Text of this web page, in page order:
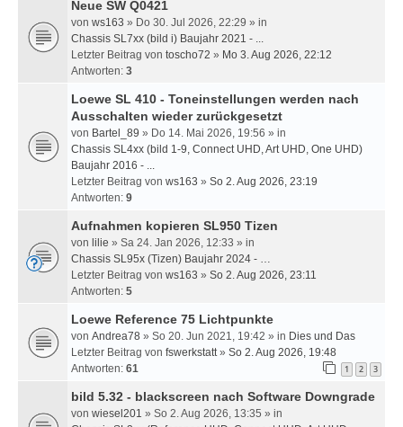
Neue SW Q0421
von ws163 » Do 30. Jul 2026, 22:29 » in
Chassis SL7xx (bild i) Baujahr 2021 - ...
Letzter Beitrag von toscho72 » Mo 3. Aug 2026, 22:12
Antworten: 3
Loewe SL 410 - Toneinstellungen werden nach
Ausschalten wieder zurückgesetzt
von Bartel_89 » Do 14. Mai 2026, 19:56 » in
Chassis SL4xx (bild 1-9, Connect UHD, Art UHD, One UHD)
Baujahr 2016 - ...
Letzter Beitrag von ws163 » So 2. Aug 2026, 23:19
Antworten: 9
Aufnahmen kopieren SL950 Tizen
von lilie » Sa 24. Jan 2026, 12:33 » in
Chassis SL95x (Tizen) Baujahr 2024 - …
Letzter Beitrag von ws163 » So 2. Aug 2026, 23:11
Antworten: 5
Loewe Reference 75 Lichtpunkte
von Andrea78 » So 20. Jun 2021, 19:42 » in Dies und Das
Letzter Beitrag von fswerkstatt» So 2. Aug 2026, 19:48
Antworten: 61 1 2 3
bild 5.32 - blackscreen nach Software Downgrade
von wiesel201 » So 2. Aug 2026, 13:35 » in